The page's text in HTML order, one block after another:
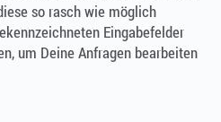
so rasch wie möglich
Eingabefelder
um Deine Anfragen bearbeiten